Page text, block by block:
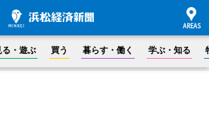
る・遊ぶ 買う 暮らす・働く 学ぶ・知る